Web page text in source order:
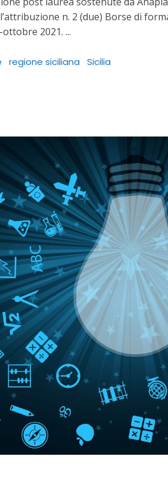
n. 2 (due) Borse di
2021.
regione siciliana
Sicilia